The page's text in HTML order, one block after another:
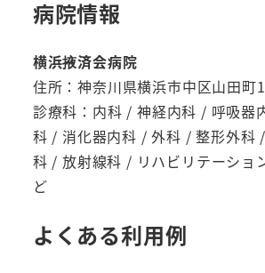
病院情報
横浜掖済会病院
住所：神奈川県横浜市中区山田町
診療科：内科 / 神経内科 / 呼吸器
科 / 消化器内科 / 外科 / 整形外科
科 / 放射線科 / リハビリテーショ
ど
よくある利用例